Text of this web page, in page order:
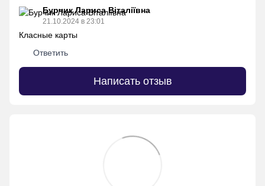
Бурчик Лариса Віталіївна
21.10.2024 в 23:01
Класные карты
Ответить
Написать отзыв